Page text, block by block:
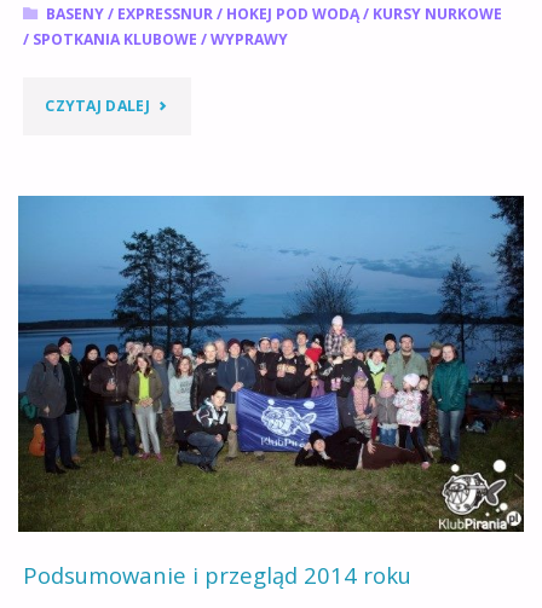
BASENY/ EXPRESSNUR/ HOKEJ POD WODĄ/ KURSY NURKOWE
/ SPOTKANIA KLUBOWE /WYPRAWY
CZYTAJ DALEJ"AKTUALNOŚCI
PIGUŁCE
;
)"
Podsumowanie i przegląd 2014 roku